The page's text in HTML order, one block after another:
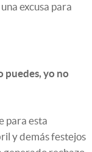
excusa para
puedes, yo no
para esta
y demás festejos